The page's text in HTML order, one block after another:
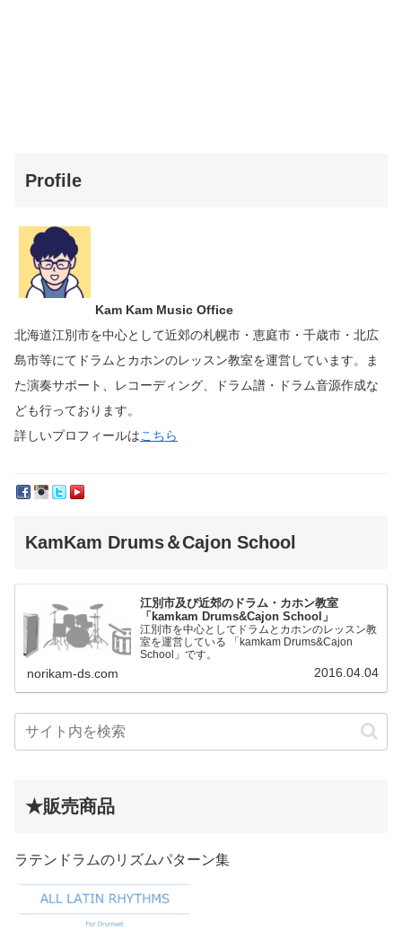
Profile
Kam Kam Music Office
北海道江別市を中心として近郊の札幌市・恵庭市・千歳市・北広
島市等にて ドラムとカホンのレッスン教室を運営しています。
ま
た演奏サポート、レコーディング、ドラム譜・ドラム音源作成な
ども行っております。
詳しいプロフィールはこちら
KamKam Drums＆Cajon School
江別市及び近郊のドラム・カホン教室
「kamkam Drums&Cajon School」
江別市を中心としてドラムとカホンのレッスン教
室を運営している 「kamkam Drums&Cajon
School」です。
norikam-ds.com 2016.04.04
★販売商品
ラテンドラムのリズムパターン集